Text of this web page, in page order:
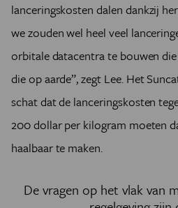
lanceringskosten dalen dankzij
we zouden wel heel veel
orbitale datacentra te bouwen
die op aarde”, zegt Lee. Het
schat dat de lanceringskosten
200 dollar per kilogram moeten
haalbaar te maken.
De vragen op het vlak van